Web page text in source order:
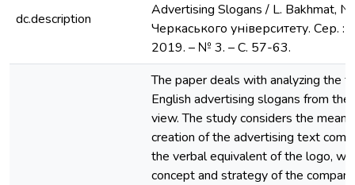
dc.description
Advertising Slogans / L. Bakhmat,
Черкаського університету. Сер. :
2019. – № 3. – С. 57-63.
The paper deals with analyzing the
English advertising slogans from
view. The study considers the
creation of the advertising text
the verbal equivalent of the logo,
concept and strategy of the